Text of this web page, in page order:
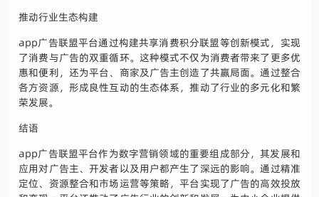
推动行业生态构建
app广告联盟平台通过构建共享消费积分联盟等创新模式，实现
了消费与广告的双重循环。这种模式不仅为消费者带来了更多优
惠和便利，还为平台、商家及广告主创造了共赢局面。通过整合
各方资源，形成良性互动的生态体系，推动了行业的多元化和繁
荣发展。
结语
app广告联盟平台作为数字营销领域的重要组成部分，其发展和
应用对广告主、开发者以及用户都产生了深远的影响。通过精准
定位、资源整合和市场运营等策略，平台实现了广告的高效投放